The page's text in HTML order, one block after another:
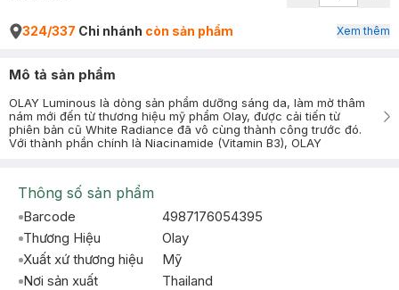
324/337 Chi nhánh còn sản phẩm Xem thêm
Mô tả sản phẩm
OLAY Luminous là dòng sản phẩm dưỡng sáng da, làm mờ thâm
nám mới đến từ thương hiệu mỹ phẩm Olay, được cải tiến từ
phiên bản cũ White Radiance đã vô cùng thành công trước đó.
Với thành phần chính là Niacinamide (Vitamin B3), OLAY
Thông số sản phẩm
Barcode
4987176054395
Thương Hiệu
Olay
Xuất xứ thương hiệu
Mỹ
Nơi sản xuất
Thailand